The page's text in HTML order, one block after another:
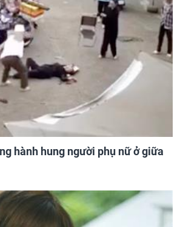
hành hung người phụ nữ ở giữa